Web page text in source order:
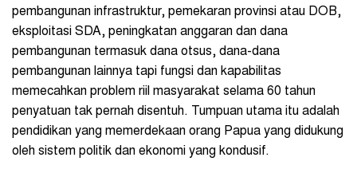
pembangunan infrastruktur, pemekaran provinsi atau DOB,
eksploitasi SDA, peningkatan anggaran dan dana
pembangunan termasuk dana otsus, dana-dana
pembangunan lainnya tapi fungsi dan kapabilitas
memecahkan problem riil masyarakat selama 60 tahun
penyatuan tak pernah disentuh. Tumpuan utama itu adalah
pendidikan yang memerdekaan orang Papua yang didukung
oleh sistem politik dan ekonomi yang kondusif.